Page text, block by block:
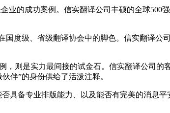
的成功案例。信实翻译公司丰硕的全球500
度级、省级翻译协会中的脚色。信实翻译公
是实力最间接的试金石。信实翻译公司的
伴”的身份供给了活泼注释。
备专业排版能力、以及能否有完美的消息平